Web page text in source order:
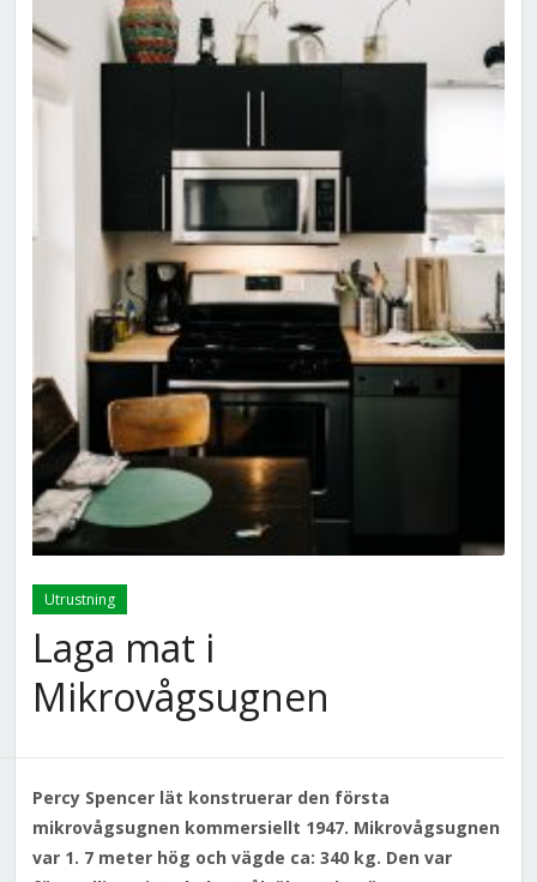
Utrustning
Laga mat i
Mikrovågsugnen
Percy Spencer lät konstruerar den första
mikrovågsugnen kommersiellt 1947. Mikrovågsugnen
var 1. 7 meter hög och vägde ca: 340 kg. Den var